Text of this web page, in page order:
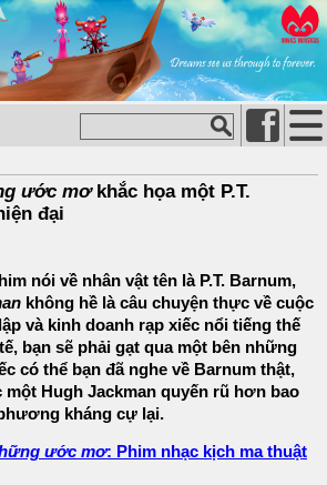
ước mơkhắc họa một P.T.
đại
nói về nhân vật tên là P.T. Barnum,
không hề là câu chuyện thực về cuộc
và kinh doanh rạp xiếc nổi tiếng thế
bạn sẽ phải gạt qua một bên những
có thể bạn đã nghe về Barnum thật,
Hugh Jackman quyến rũ hơn bao
kháng cự lại.
ước mơ: Phim nhạc kịch ma thuật